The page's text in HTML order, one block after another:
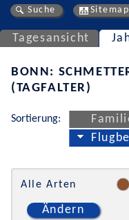
Suche Sitemap
Tagesansicht
BONN:
(TAGFALTER)
Sortierung:
Alle Arten
Ändern